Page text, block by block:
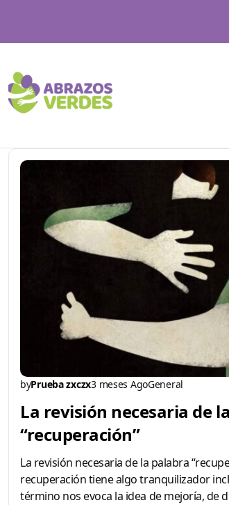
byPrueba zxczx3 meses AgoGeneral
La revisión necesaria de
“recuperación”
La revisión necesaria de la palabra
recuperación tiene algo tranquilizador
término nos evoca la idea de mejoría, de